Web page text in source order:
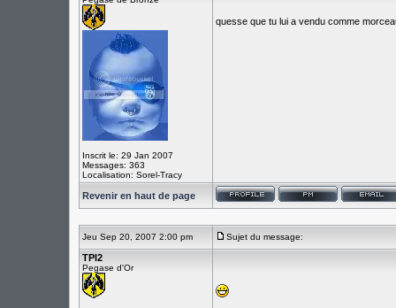
Inscrit le: 29 Jan 2007
Messages: 363
Localisation: Sorel-Tracy
quesse que tu lui a vendu comme
Revenir en haut de page
Jeu Sep 20, 2007 2:00 pm Sujet du message:
TPI2
Pegase d'Or